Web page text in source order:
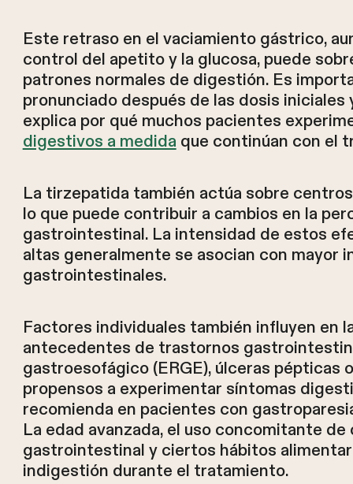
Este retraso en el vaciamiento gástrico,
control del apetito y la glucosa, puede
patrones normales de digestión. Es
pronunciado después de las dosis
explica por qué muchos pacientes
digestivos a medida que continúan con el
La tirzepatida también actúa sobre
lo que puede contribuir a cambios en la
gastrointestinal. La intensidad de estos
altas generalmente se asocian con mayor
gastrointestinales.
Factores individuales también influyen en
antecedentes de trastornos
gastroesofágico (ERGE), úlceras
propensos a experimentar síntomas
recomienda en pacientes con
La edad avanzada, el uso concomitante
gastrointestinal y ciertos hábitos
indigestión durante el tratamiento.